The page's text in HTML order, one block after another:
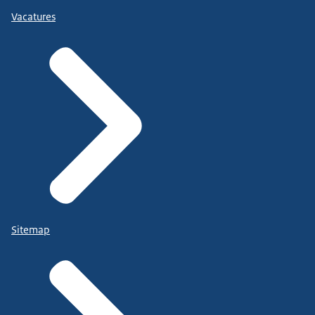
Vacatures
Sitemap